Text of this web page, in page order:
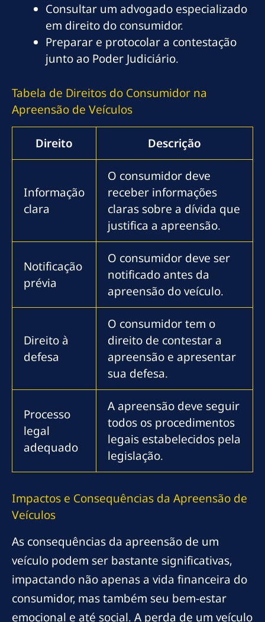
Consultar um advogado especializado
em direito do consumidor.
Preparar e protocolar a contestação
junto ao Poder Judiciário.
Tabela de Direitos do Consumidor na
Apreensão de Veículos
Direito Descrição
Informação
clara
O consumidor deve
receber informações
claras sobre a dívida que
justifica a apreensão.
Notificação
prévia
O consumidor deve ser
notificado antes da
apreensão do veículo.
Direito à
defesa
O consumidor tem o
direito de contestar a
apreensão e apresentar
sua defesa.
Processo
legal
adequado
A apreensão deve seguir
todos os procedimentos
legais estabelecidos pela
legislação.
Impactos e Consequências da Apreensão de
Veículos
As consequências da apreensão de um
veículo podem ser bastante significativas,
impactando não apenas a vida financeira do
consumidor, mas também seu bem-estar
emocional e até social. A perda de um veículo